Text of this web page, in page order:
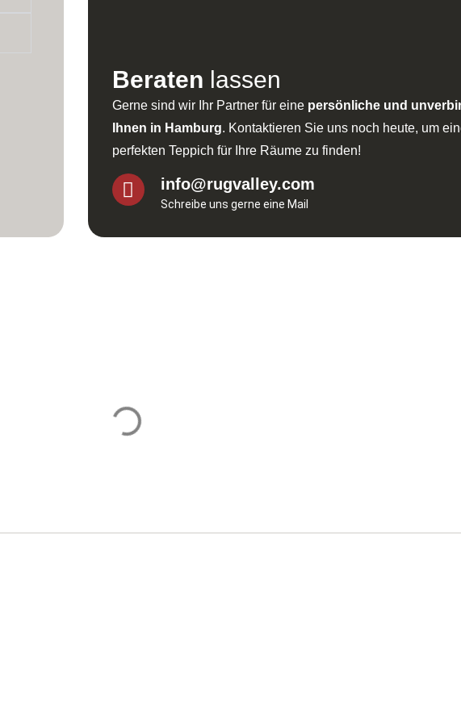
Beraten lassen
Gerne sind wir Ihr Partner für eine persönliche und
Ihnen in Hamburg. Kontaktieren Sie uns noch heute, um
perfekten Teppich für Ihre Räume zu finden!
info@rugvalley.com
Schreibe uns gerne eine Mail